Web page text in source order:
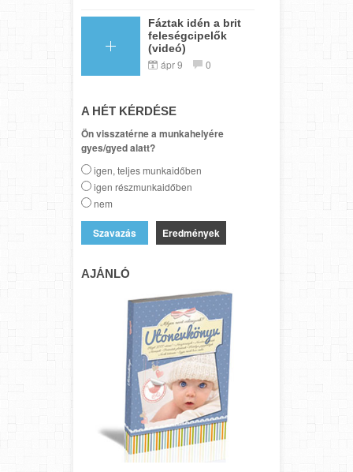
Fáztak idén a brit
feleségcipelők
(videó)
ápr 9 0
A HÉT KÉRDÉSE
Ön visszatérne a munkahelyére
gyes/gyed alatt?
igen, teljes munkaidőben
igen részmunkaidőben
nem
Eredmények
AJÁNLÓ